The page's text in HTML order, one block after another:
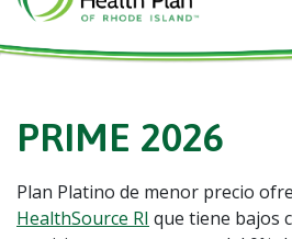
PRIME 2026
Plan Platino de menor precio
HealthSource RI que tiene bajos